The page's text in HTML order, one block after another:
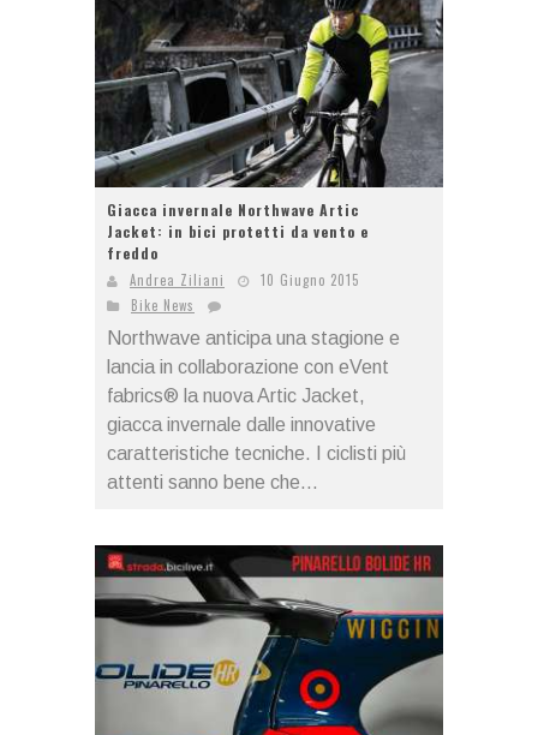
Giacca invernale Northwave Artic
Jacket: in bici protetti da vento e
freddo
Andrea Ziliani
10 Giugno 2015
Bike News
Northwave anticipa una stagione e
lancia in collaborazione con eVent
fabrics® la nuova Artic Jacket,
giacca invernale dalle innovative
caratteristiche tecniche. I ciclisti più
attenti sanno bene che...